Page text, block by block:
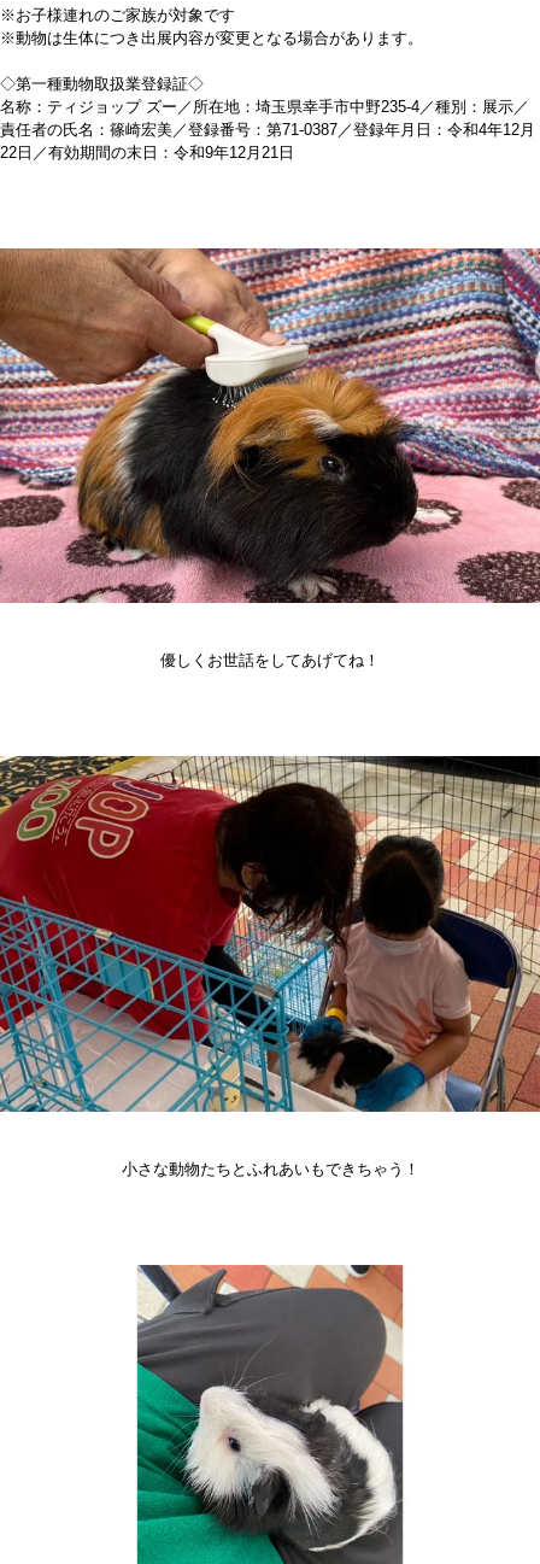
※お子様連れのご家族が対象です
※動物は生体につき出展内容が変更となる場合があります。
◇第一種動物取扱業登録証◇
名称：ティジョップ ズー／所在地：埼玉県幸手市中野235‐4／種別：展示／
責任者の氏名：篠崎宏美／登録番号：第71‐0387／登録年月日：令和4年12月
22日／有効期間の末日：令和9年12月21日
優しくお世話をしてあげてね！
小さな動物たちとふれあいもできちゃう！